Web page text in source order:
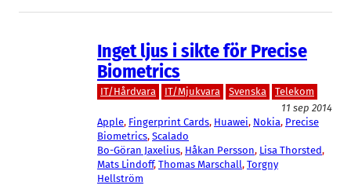
Inget ljus i sikte för Precise
Biometrics
IT/Hårdvara IT/Mjukvara Svenska
Telekom
11 sep 2014
Apple, Fingerprint Cards, Huawei, Nokia, Precise
Biometrics, Scalado
Bo-Göran Jaxelius, Håkan Persson, Lisa Thorsted
Mats Lindoff, Thomas Marschall, Torgny
Hellström